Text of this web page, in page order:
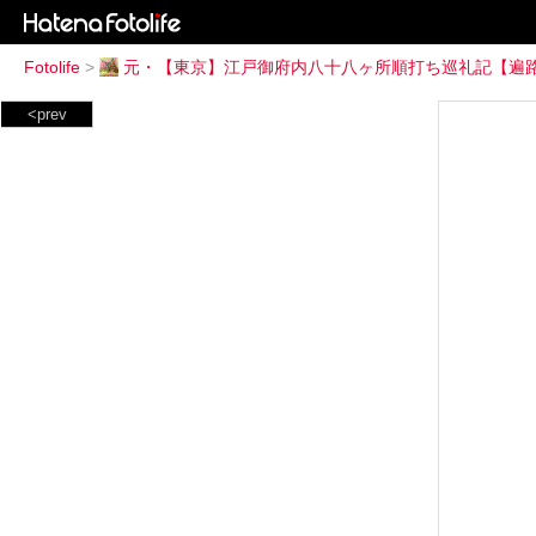
Fotolife > 元・【東京】江戸御府内八十八ヶ所順打ち巡礼記【遍
<prev